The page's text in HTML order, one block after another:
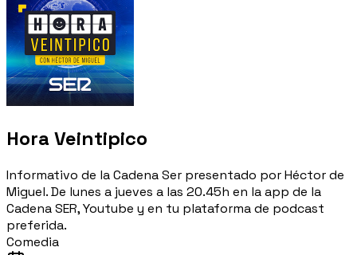
Hora Veintipico
Informativo de la Cadena Ser presentado por Héctor de
Miguel. De lunes a jueves a las 20.45h en la app de la
Cadena SER, Youtube y en tu plataforma de podcast
preferida.
Comedia